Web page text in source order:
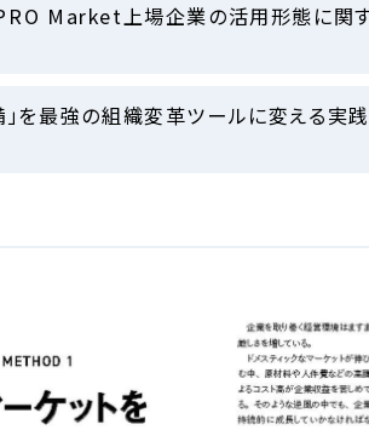
Market上場企業の活用形態に関
」を最強の組織変革ツールに変える実